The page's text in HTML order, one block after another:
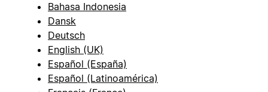
Bahasa Indonesia
Dansk
Deutsch
English (UK)
Español (España)
Español (Latinoamérica)